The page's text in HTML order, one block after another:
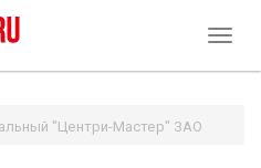
"Центри-Мастер" ЗАО